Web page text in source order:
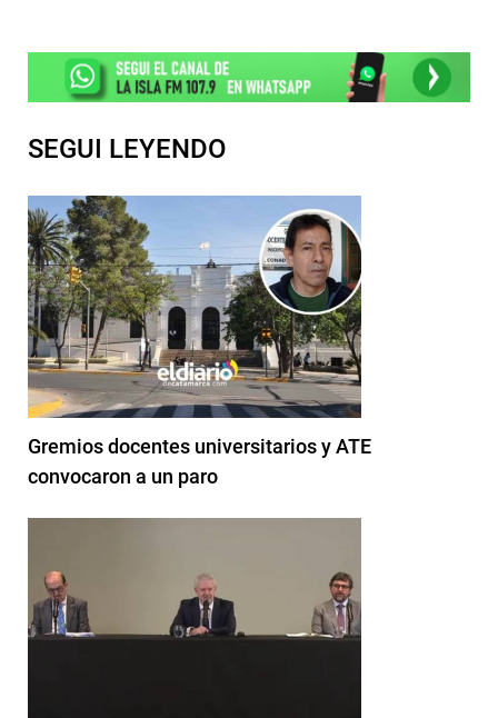
SEGUI LEYENDO
Gremios docentes universitarios y ATE
convocaron a un paro